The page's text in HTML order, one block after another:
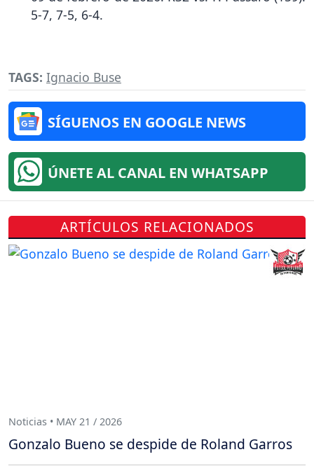
5-7, 7-5, 6-4.
TAGS: Ignacio Buse
SÍGUENOS EN GOOGLE NEWS
ÚNETE AL CANAL EN WHATSAPP
ARTÍCULOS RELACIONADOS
Noticias • MAY 21 / 2026
Gonzalo Bueno se despide de Roland Garros